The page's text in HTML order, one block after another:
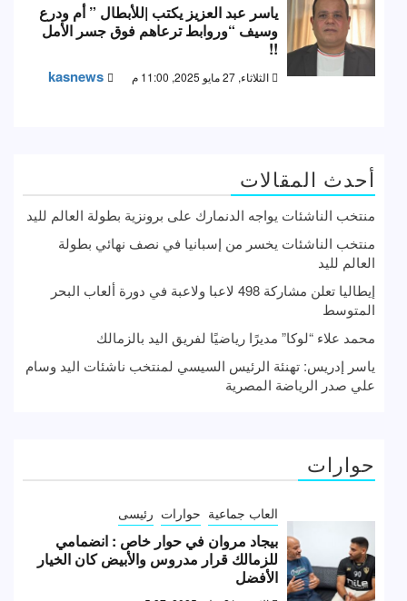
ياسر عبد العزيز يكتب |للأبطال ” أم ودرع
وسيف “وروابط ترعاهم فوق جسر الأمل
!!
الثلاثاء, 27 مايو 2025, 11:00 م kasnews
أحدث المقالات
منتخب الناشئات يواجه الدنمارك على برونزية بطولة العالم لليد
منتخب الناشئات يخسر من إسبانيا في نصف نهائي بطولة
العالم لليد
إيطاليا تعلن مشاركة 498 لاعبا ولاعبة في دورة ألعاب البحر
المتوسط
محمد علاء “لوكا” مديرًا رياضيًا لفريق اليد بالزمالك
ياسر إدريس: تهنئة الرئيس السيسي لمنتخب ناشئات اليد وسام
علي صدر الرياضة المصرية
حوارات
العاب جماعية حوارات رئيسى
بيجاد مروان في حوار خاص : انضمامي
للزمالك قرار مدروس والأبيض كان الخيار
الأفضل